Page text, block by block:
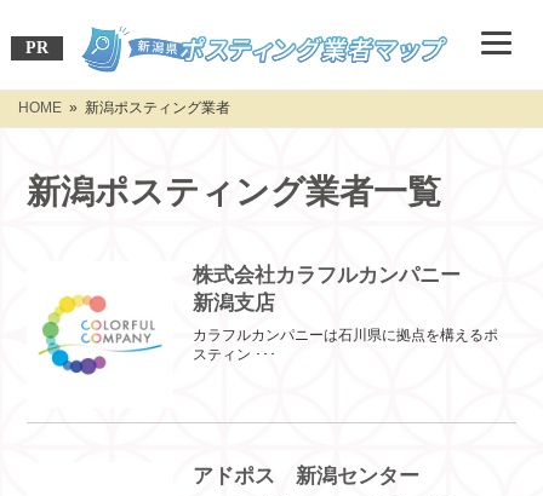
PR
HOME» 新潟ポスティング業者
新潟ポスティング業者一覧
株式会社カラフルカンパニー
新潟支店
カラフルカンパニーは石川県に拠点を構えるポ
スティン ･･･
アドポス 新潟センター